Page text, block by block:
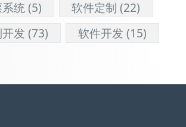
统(5) 软件定制 (22)
发 (73) 软件开发 (15)